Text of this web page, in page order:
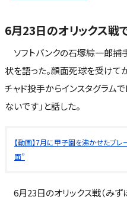
6月23日のオリックス戦
ソフトバンクの石塚綜一郎捕
状を語った。顔面死球を受けて
チャド投手からインスタグラム
ないです」と話した。
【動画】7月に甲子園を沸かせたプ
面”
6月23日のオリックス戦（みず